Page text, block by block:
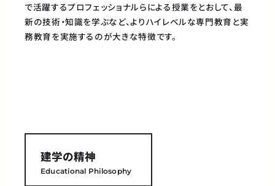
で活躍するプロフェッショナルらによる授業をとおして、最
新の技術・知識を学ぶなど、よりハイレベルな専門教育と実
務教育を実施するのが大きな特徴です。
建学の精神
Educational Philosophy